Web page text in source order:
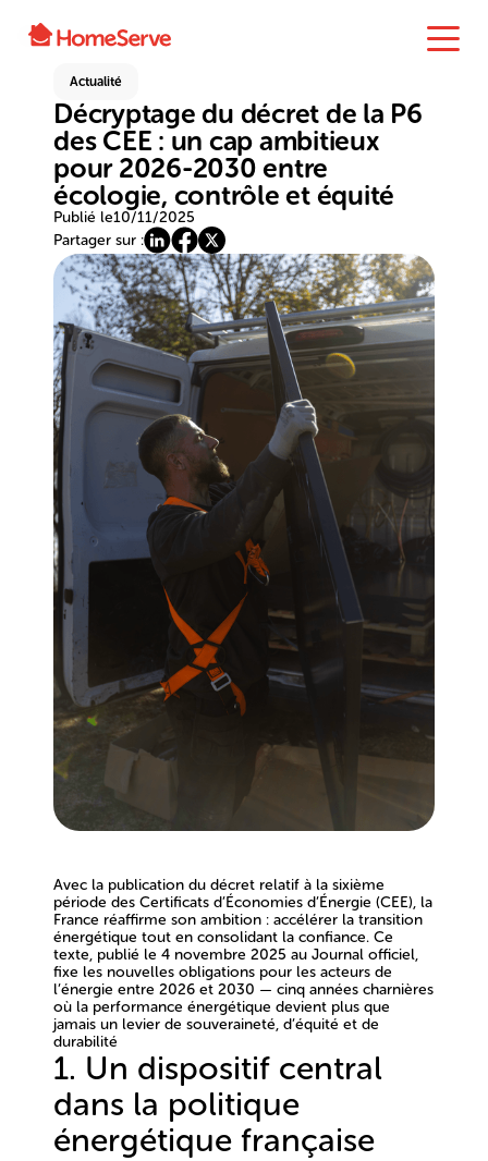
Actualité
Décryptage du décret de la P6
des CEE : un cap ambitieux
pour 2026-2030 entre
écologie, contrôle et équité
Publié le10/11/2025
Partager sur :
Avec la publication du décret relatif à la sixième
période des Certificats d’Économies d’Énergie (CEE), la
France réaffirme son ambition : accélérer la transition
énergétique tout en consolidant la confiance. Ce
texte, publié le 4 novembre 2025 au Journal officiel,
fixe les nouvelles obligations pour les acteurs de
l’énergie entre 2026 et 2030 — cinq années charnières
où la performance énergétique devient plus que
jamais un levier de souveraineté, d’équité et de
durabilité
1. Un dispositif central
dans la politique
énergétique française